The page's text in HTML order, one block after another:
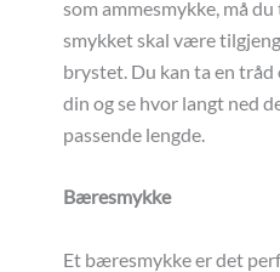
som ammesmykke, må
smykket skal være
brystet. Du kan ta en tråd
din og se hvor langt ned
passende lengde.
Bæresmykke
Et bæresmykke er det